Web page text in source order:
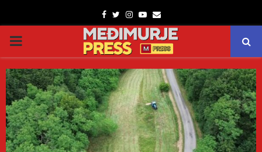
Facebook
TwitterInstagram
Youtube
Email
PRIMARY
MENU